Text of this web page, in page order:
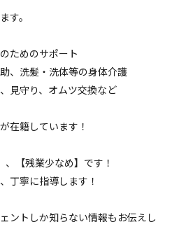
す。
ためのサポート
、洗髪・洗体等の身体介護
見守り、オムツ交換など
在籍しています！
、【残業少なめ】です！
丁寧に指導します！
ントしか知らない情報もお伝えし